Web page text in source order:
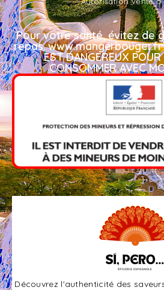
Découvrez l'authenticité des
Pour votre santé, évitez de
repas. www.mangerbouger.fr
EST DANGEREUX
CONSOMMER AVEC